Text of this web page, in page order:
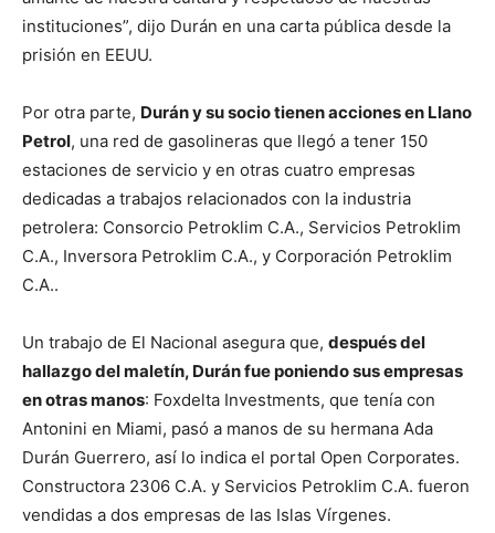
instituciones”, dijo Durán en una carta pública desde la
prisión en EEUU.
Por otra parte, Durán y su socio tienen acciones en Llano
Petrol, una red de gasolineras que llegó a tener 150
estaciones de servicio y en otras cuatro empresas
dedicadas a trabajos relacionados con la industria
petrolera: Consorcio Petroklim C.A., Servicios Petroklim
C.A., Inversora Petroklim C.A., y Corporación Petroklim
C.A..
Un trabajo de El Nacional asegura que, después del
hallazgo del maletín, Durán fue poniendo sus empresas
en otras manos: Foxdelta Investments, que tenía con
Antonini en Miami, pasó a manos de su hermana Ada
Durán Guerrero, así lo indica el portal Open Corporates.
Constructora 2306 C.A. y Servicios Petroklim C.A. fueron
vendidas a dos empresas de las Islas Vírgenes.